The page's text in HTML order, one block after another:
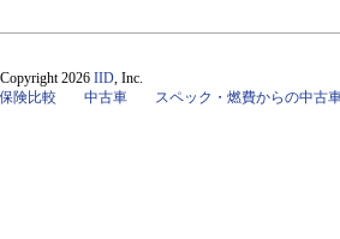
Copyright 2026 IID, Inc.
険比較 中古車 スペック・燃費からの中古